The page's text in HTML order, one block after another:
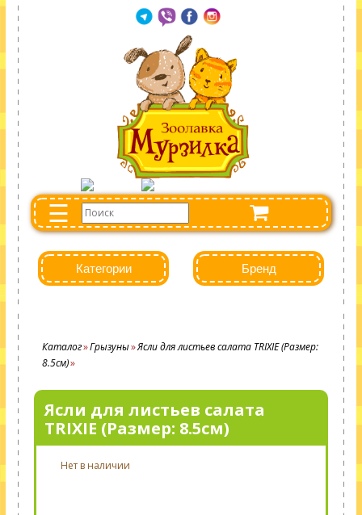
☰
Категории Бренд
Каталог Грызуны Ясли для листьев салата TRIXIE (Размер:
8.5см)
Ясли для листьев салата
TRIXIE (Размер: 8.5см)
Нет в наличии